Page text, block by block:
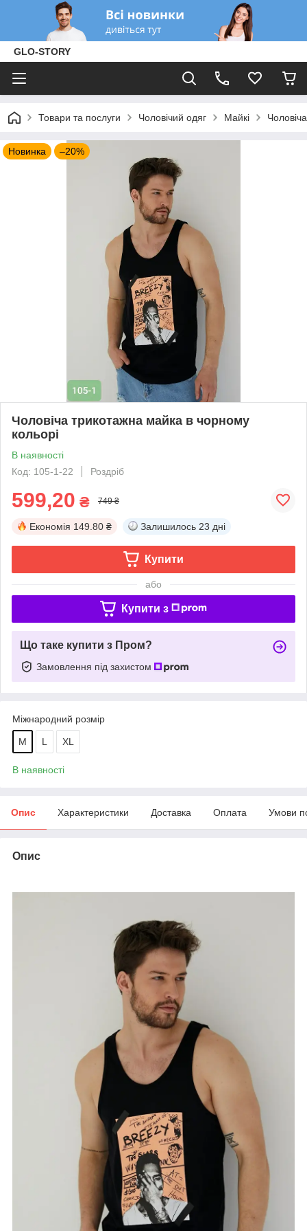
GLO-STORY
Товари та послуги Чоловічий одяг Майкі
Новинка –20%
Чоловіча трикотажна майка в чорному
кольорі
В наявності
Код: 105-1-22
Роздріб
599,20 ₴ 749 ₴
Економія 149.80 ₴ Залишилось 23 дні
Купити
або
Купити з
Що таке купити з Пром?
Замовлення під захистом
Міжнародний розмір
M L XL
В наявності
Опис Характеристики Доставка Оплата Умови
Опис